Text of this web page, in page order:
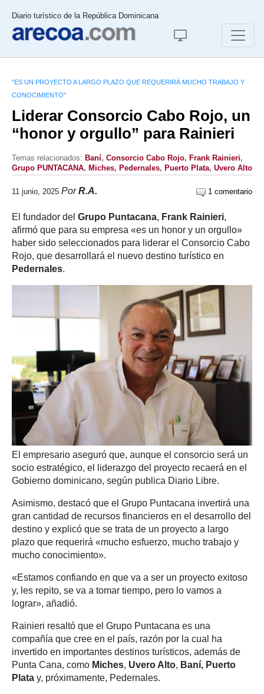
Diario turístico de la República Dominicana
“ES UN PROYECTO A LARGO PLAZO QUE REQUERIRÁ MUCHO TRABAJO Y
CONOCIMIENTO”
Liderar Consorcio Cabo Rojo, un
“honor y orgullo” para Rainieri
Temas relacionados: Baní, Consorcio Cabo Rojo, Frank Rainieri,
Grupo PUNTACANA, Miches, Pedernales, Puerto Plata, Uvero Alto
11 junio, 2025 PorR.A. 1 comentario
El fundador del Grupo Puntacana, Frank Rainieri,
afirmó que para su empresa «es un honor y un orgullo»
haber sido seleccionados para liderar el Consorcio Cabo
Rojo, que desarrollará el nuevo destino turístico en
Pedernales.
El empresario aseguró que, aunque el consorcio será un
socio estratégico, el liderazgo del proyecto recaerá en el
Gobierno dominicano, según publica Diario Libre.
Asimismo, destacó que el Grupo Puntacana invertirá una
gran cantidad de recursos financieros en el desarrollo del
destino y explicó que se trata de un proyecto a largo
plazo que requerirá «mucho esfuerzo, mucho trabajo y
mucho conocimiento».
«Estamos confiando en que va a ser un proyecto exitoso
y, les repito, se va a tomar tiempo, pero lo vamos a
lograr», añadió.
Rainieri resaltó que el Grupo Puntacana es una
compañía que cree en el país, razón por la cual ha
invertido en importantes destinos turísticos, además de
Punta Cana, como Miches, Uvero Alto, Baní, Puerto
Plata y, próximamente, Pedernales.